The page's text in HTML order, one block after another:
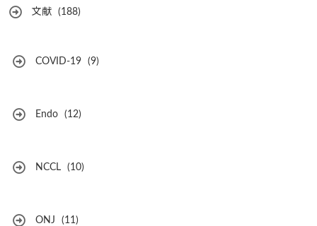
文献 (188)
COVID-19 (9)
Endo (12)
NCCL (10)
ONJ (11)